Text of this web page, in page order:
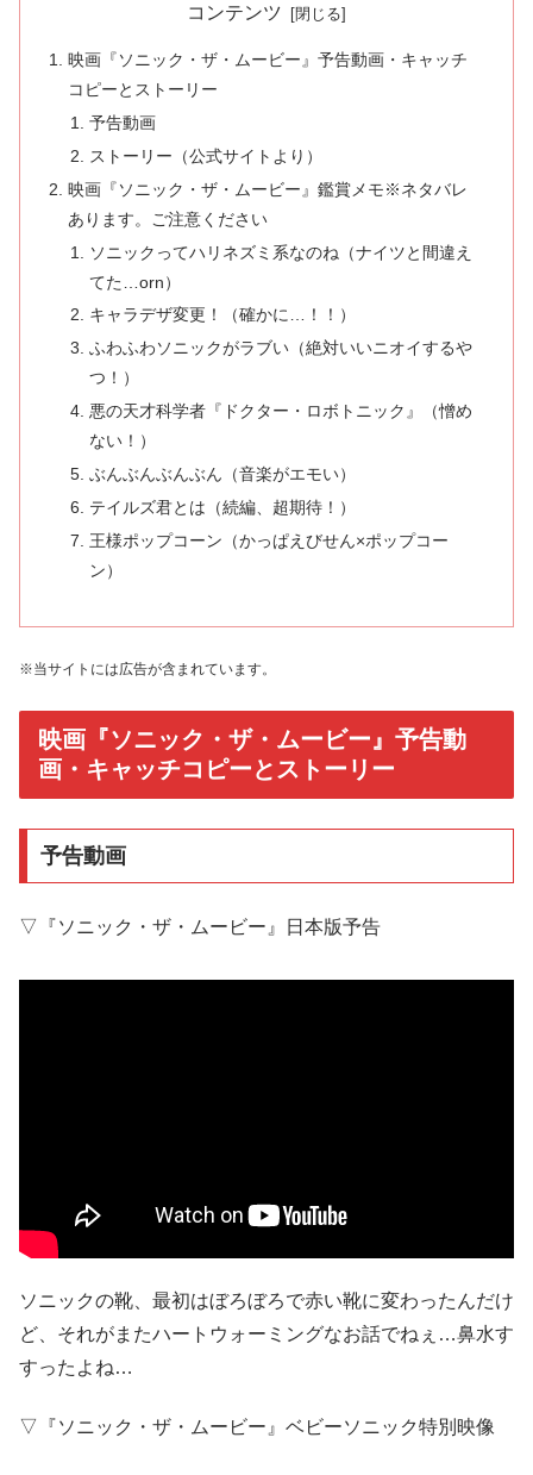
コンテンツ
映画『ソニック・ザ・ムービー』予告動画・キャッチ
コピーとストーリー
予告動画
ストーリー（公式サイトより）
映画『ソニック・ザ・ムービー』鑑賞メモ※ネタバレ
あります。ご注意ください
ソニックってハリネズミ系なのね（ナイツと間違え
てた…orn）
キャラデザ変更！（確かに…！！）
ふわふわソニックがラブい（絶対いいニオイするや
つ！）
悪の天才科学者『ドクター・ロボトニック』（憎め
ない！）
ぶんぶんぶんぶん（音楽がエモい）
テイルズ君とは（続編、超期待！）
王様ポップコーン（かっぱえびせん×ポップコー
ン）
※当サイトには広告が含まれています。
映画『ソニック・ザ・ムービー』予告動
画・キャッチコピーとストーリー
予告動画
▽『ソニック・ザ・ムービー』日本版予告
ソニックの靴、最初はぼろぼろで赤い靴に変わったんだけ
ど、それがまたハートウォーミングなお話でねぇ…鼻水す
すったよね…
▽『ソニック・ザ・ムービー』ベビーソニック特別映像